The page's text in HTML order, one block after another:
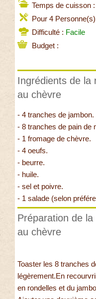
Temps de cuisson
Pour 4 Personne(s)
Difficulté : Facile
Budget :
Ingrédients de la
au chèvre
- 4 tranches de jambon.
- 8 tranches de pain de
- 1 fromage de chèvre.
- 4 oeufs.
- beurre.
- huile.
- sel et poivre.
- 1 salade (selon
Préparation de
au chèvre
Toaster les 8 tranches
légèrement.En
en rondelles et du